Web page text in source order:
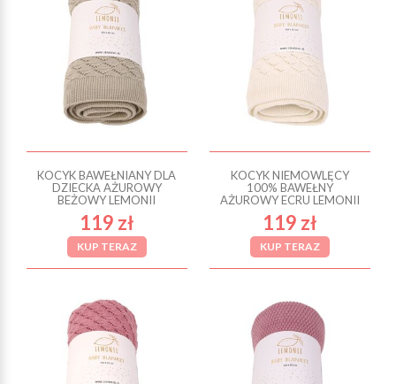
KOCYK BAWEŁNIANY DLA
DZIECKA AŻUROWY
BEŻOWY LEMONII
119 zł
KUP TERAZ
KOCYK NIEMOWLĘCY
100% BAWEŁNY
AŻUROWY ECRU LEMONII
119 zł
KUP TERAZ